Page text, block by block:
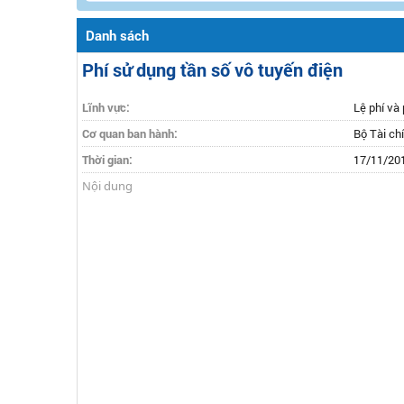
Danh sách
Phí sử dụng tần số vô tuyến điện
Lĩnh vực:
Lệ phí và
Cơ quan ban hành:
Bộ Tài
Thời gian:
17/11/
Nội dung